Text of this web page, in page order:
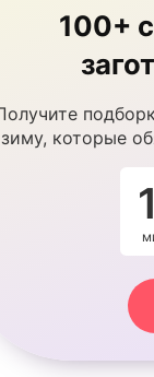
100+
зиму, которые